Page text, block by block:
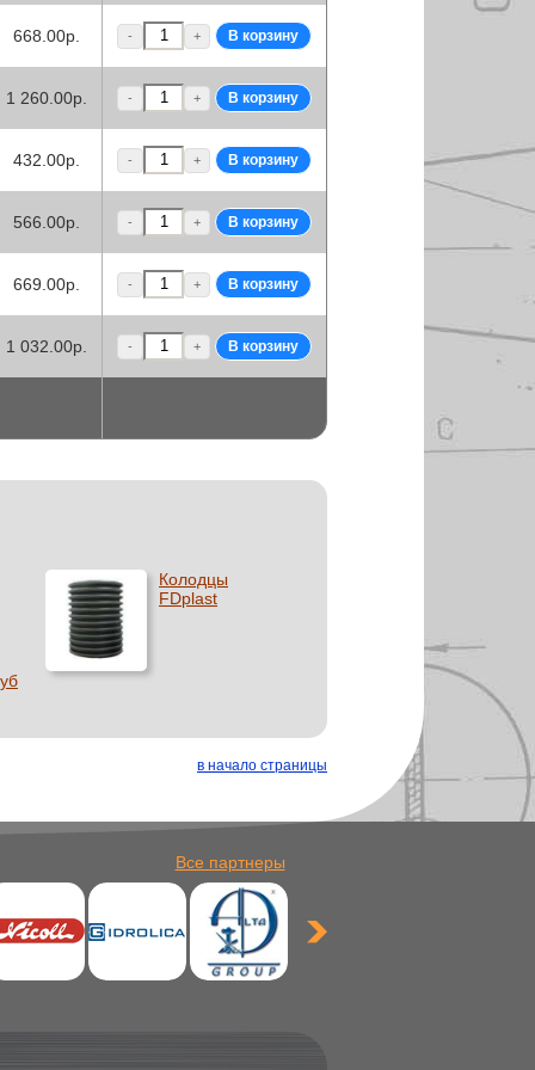
668.00р. - +
1 260.00р. - +
432.00р. - +
566.00р. - +
669.00р. - +
1 032.00р. - +
Колодцы
FDplast
в начало страницы
Все партнеры